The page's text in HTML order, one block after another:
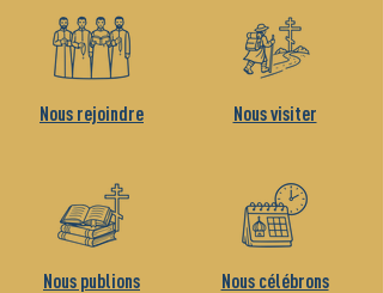
Nous rejoindre
Nous publions
Nous visiter
Nous célébrons